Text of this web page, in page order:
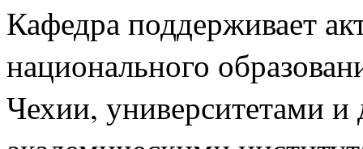
Кафедра поддерживает
национального
Чехии, университетами